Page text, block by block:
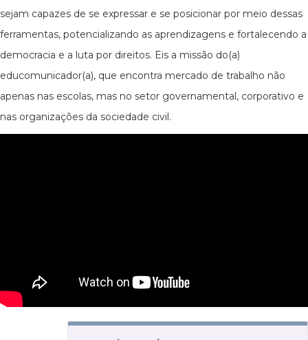
sejam capazes de se expressar e se posicionar por meio dessas
ferramentas, potencializando as aprendizagens e fortalecendo a
democracia e a luta por direitos. Eis a missão do(a)
educomunicador(a), que encontra mercado de trabalho não
apenas nas escolas, mas no setor governamental, corporativo e
nas organizações da sociedade civil.